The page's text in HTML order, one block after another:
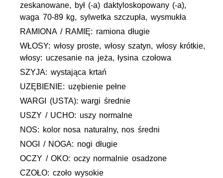
zeskanowane, był (-a) daktyloskopowany (-a),
waga 70-89 kg, sylwetka szczupła, wysmukła
RAMIONA / RAMIĘ: ramiona długie
WŁOSY: włosy proste, włosy szatyn, włosy krótkie,
włosy: uczesanie na jeża, łysina czołowa
SZYJA: wystająca krtań
UZĘBIENIE: uzębienie pełne
WARGI (USTA): wargi średnie
USZY / UCHO: uszy normalne
NOS: kolor nosa naturalny, nos średni
NOGI / NOGA: nogi długie
OCZY / OKO: oczy normalnie osadzone
CZOŁO: czoło wysokie